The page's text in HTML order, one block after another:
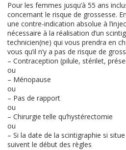
Pour les femmes jusqu’à 55 ans
concernant le risque de grossesse.
une contre-indication absolue à
nécessaire à la réalisation d’un
technicien(ne) qui vous prendra en
vous qu’il n’y a pas de risque de
– Contraception (pilule, stérilet,
ou
– Ménopause
ou
– Pas de rapport
ou
– Chirurgie telle qu’hystérectomie
ou
– Si la date de la scintigraphie si
suivent le début des règles